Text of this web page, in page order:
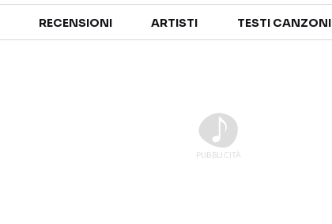
TALENT SHOW
RECENSIONI ARTISTI TESTI CANZONI